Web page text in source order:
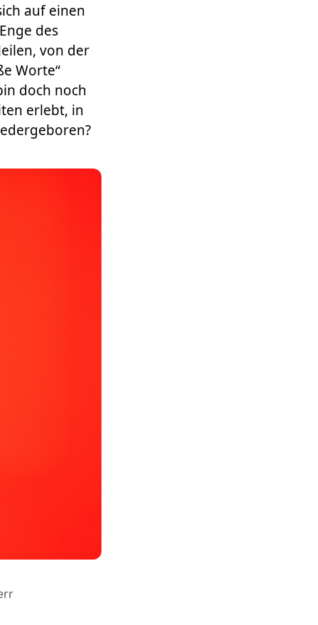
auf einen
des
von der
Worte“
doch noch
erlebt, in